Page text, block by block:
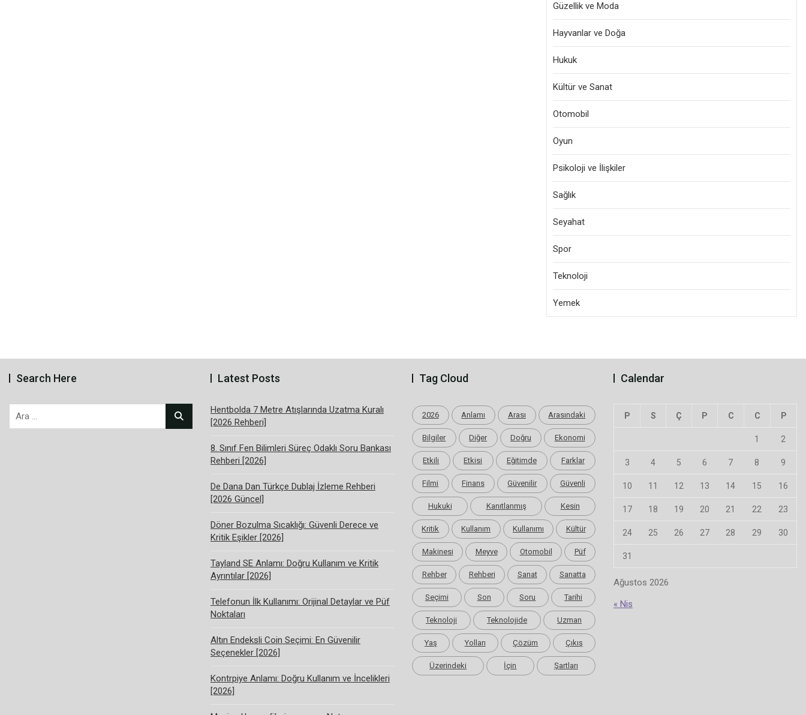
Güzellik ve Moda
Hayvanlar ve Doğa
Hukuk
Kültür ve Sanat
Otomobil
Oyun
Psikoloji ve İlişkiler
Sağlık
Seyahat
Spor
Teknoloji
Yemek
Search Here
Arama:
Latest Posts
Hentbolda 7 Metre Atışlarında Uzatma Kuralı
[2026 Rehberi]
8. Sınıf Fen Bilimleri Süreç Odaklı Soru Bankası
Rehberi [2026]
De Dana Dan Türkçe Dublaj İzleme Rehberi
[2026 Güncel]
Döner Bozulma Sıcaklığı: Güvenli Derece ve
Kritik Eşikler [2026]
Tayland SE Anlamı: Doğru Kullanım ve Kritik
Ayrıntılar [2026]
Telefonun İlk Kullanımı: Orijinal Detaylar ve Püf
Noktaları
Altın Endeksli Coin Seçimi: En Güvenilir
Seçenekler [2026]
Kontrpiye Anlamı: Doğru Kullanım ve İncelikleri
[2026]
Tag Cloud
2026 Anlamı Arası Arasındaki
Bilgiler Diğer Doğru Ekonomi
Etkili Etkisi Eğitimde Farklar
Filmi Finans Güvenilir Güvenli
Hukuki Kanıtlanmış Kesin
Kritik Kullanım Kullanımı Kültür
Makinesi Meyve Otomobil Püf
Rehber Rehberi Sanat Sanatta
Seçimi Son Soru Tarihi
Teknoloji Teknolojide Uzman
Yaş Yolları Çözüm Çıkış
Üzerindeki İçin Şartları
Calendar
Ağustos 2026
P S Ç P C C P
1 2
3 4 5 6 7 8 9
10 11 12 13 14 15 16
17 18 19 20 21 22 23
24 25 26 27 28 29 30
31
« Nis